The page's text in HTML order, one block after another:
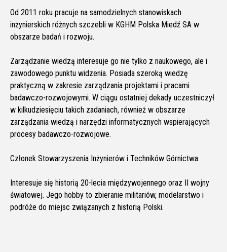
Od 2011 roku pracuje na samodzielnych stanowiskach
inżynierskich różnych szczebli w KGHM Polska Miedź SA w
obszarze badań i rozwoju.
Zarządzanie wiedzą interesuje go nie tylko z naukowego, ale i
zawodowego punktu widzenia. Posiada szeroką wiedzę
praktyczną w zakresie zarządzania projektami i pracami
badawczo-rozwojowymi. W ciągu ostatniej dekady uczestniczył
w kilkudziesięciu takich zadaniach, również w obszarze
zarządzania wiedzą i narzędzi informatycznych wspierających
procesy badawczo-rozwojowe.
Członek Stowarzyszenia Inżynierów i Techników Górnictwa.
Interesuje się historią 20-lecia międzywojennego oraz II wojny
światowej. Jego hobby to zbieranie militariów, modelarstwo i
podróże do miejsc związanych z historią Polski.